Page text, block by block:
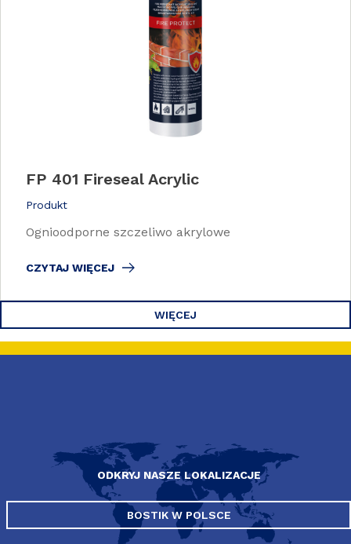
FP 401 Fireseal Acrylic
Produkt
Ognioodporne szczeliwo akrylowe
CZYTAJ WIĘCEJ
WIĘCEJ
ODKRYJ NASZE LOKALIZACJE
BOSTIK W POLSCE